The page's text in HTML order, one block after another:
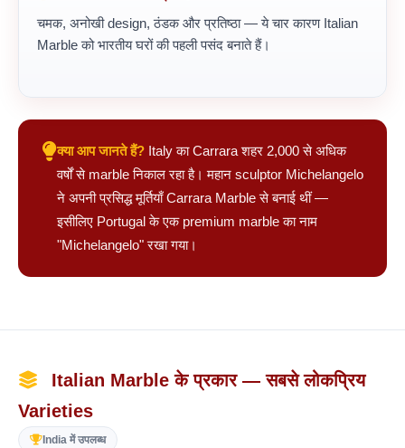
चमक, अनोखी design, ठंडक और प्रतिष्ठा — ये चार कारण Italian
Marble को भारतीय घरों की पहली पसंद बनाते हैं।
क्या आप जानते हैं? Italy का Carrara शहर 2,000 से अधिक
वर्षों से marble निकाल रहा है। महान sculptor Michelangelo
ने अपनी प्रसिद्ध मूर्तियाँ Carrara Marble से बनाई थीं —
इसीलिए Portugal के एक premium marble का नाम
"Michelangelo" रखा गया।
Italian Marble के प्रकार — सबसे लोकप्रिय
Varieties
India में उपलब्ध